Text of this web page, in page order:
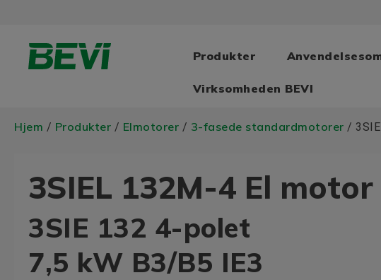
Produkter
Virksomheden BEVI
Hjem / Produkter / Elmotorer / 3-fasede standardmotorer /
3SIEL 132M-4 El motor
3SIE 132 4-polet
7,5 kW B3/B5 IE3